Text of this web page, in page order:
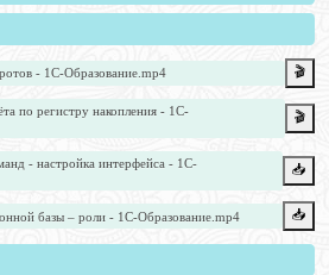
- 1С-Образование.mp4 🎬
по регистру накопления - 1С-
🎬
- настройка интерфейса - 1С-
📥️
базы – роли - 1С-Образование.mp4 📥️